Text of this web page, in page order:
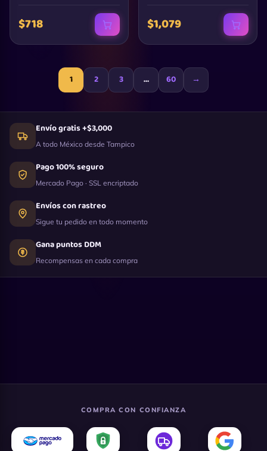
$718 $1,079
1 2 3 … 60 →
Envío gratis +$3,000
A todo México desde Tampico
Pago 100% seguro
Mercado Pago · SSL encriptado
Envíos con rastreo
Sigue tu pedido en todo momento
Gana puntos DDM
Recompensas en cada compra
COMPRA CON CONFIANZA